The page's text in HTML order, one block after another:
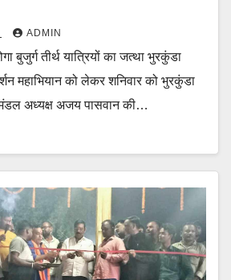
ADMIN
बुजुर्ग तीर्थ यात्रियों का जत्था भुरकुंडा
महाभियान को लेकर शनिवार को भुरकुंडा
अध्यक्ष अजय पासवान की…